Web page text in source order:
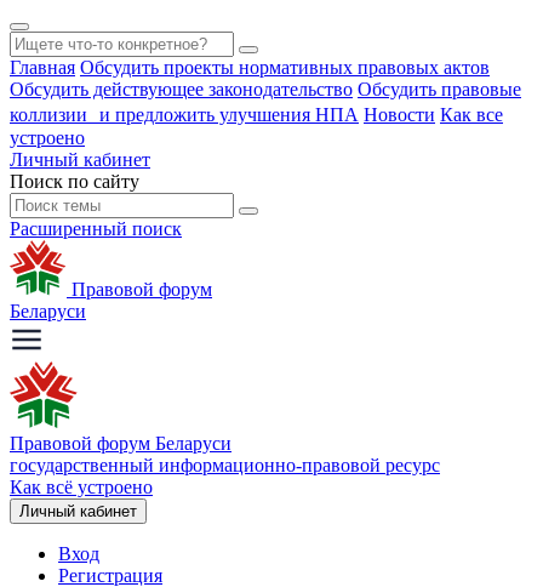
Главная Обсудить проекты нормативных правовых актов
Обсудить действующее законодательство Обсудить правовые
коллизии и предложить улучшения НПА Новости Как все
устроено
Личный кабинет
Поиск по сайту
Расширенный поиск
Правовой форум
Беларуси
Правовой форум Беларуси
государственный информационно-правовой ресурс
Как всё устроено
Личный кабинет
Вход
Регистрация